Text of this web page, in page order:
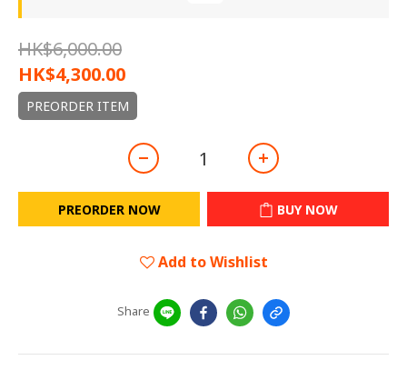
HK$6,000.00
HK$4,300.00
PREORDER ITEM
PREORDER NOW BUY NOW
Add to Wishlist
Share